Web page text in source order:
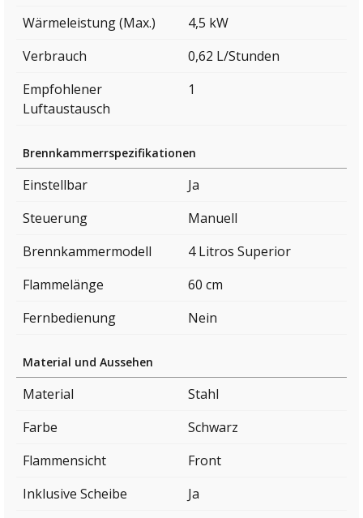
Wärmeleistung (Max.)
4,5 kW
Verbrauch
0,62 L/Stunden
Empfohlener
Luftaustausch
1
Brennkammerrspezifikationen
Einstellbar
Ja
Steuerung
Manuell
Brennkammermodell
4 Litros Superior
Flammelänge
60 cm
Fernbedienung
Nein
Material und Aussehen
Material
Stahl
Farbe
Schwarz
Flammensicht
Front
Inklusive Scheibe
Ja